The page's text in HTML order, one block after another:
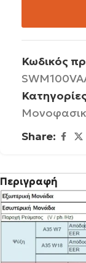
Κωδικός
Share:
Περιγραφή